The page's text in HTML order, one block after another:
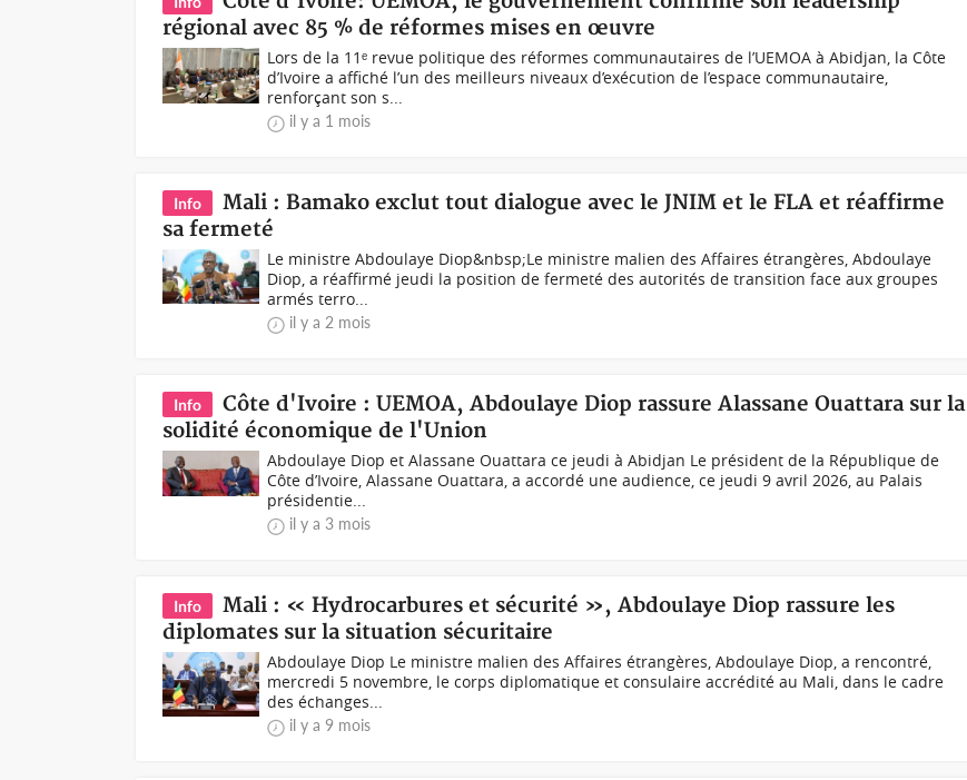
régional avec 85 % de réformes mises en œuvre
Lors de la 11ᵉ revue politique des réformes communautaires de l’UEMOA à Abidjan, la Côte
d’Ivoire a affiché l’un des meilleurs niveaux d’exécution de l’espace communautaire,
renforçant son s...
il y a 1 mois
Info
Mali : Bamako exclut tout dialogue avec le JNIM et le FLA et réaffirme
sa fermeté
Le ministre Abdoulaye Diop &nbsp;Le ministre malien des Affaires étrangères, Abdoulaye
Diop, a réaffirmé jeudi la position de fermeté des autorités de transition face aux groupes
armés terro...
il y a 2 mois
Info
Côte d'Ivoire : UEMOA, Abdoulaye Diop rassure Alassane Ouattara sur la
solidité économique de l'Union
Abdoulaye Diop et Alassane Ouattara ce jeudi à Abidjan Le président de la République de
Côte d’Ivoire, Alassane Ouattara, a accordé une audience, ce jeudi 9 avril 2026, au Palais
présidentie...
il y a 3 mois
Info
Mali : « Hydrocarbures et sécurité », Abdoulaye Diop rassure les
diplomates sur la situation sécuritaire
Abdoulaye Diop Le ministre malien des Affaires étrangères, Abdoulaye Diop, a rencontré,
mercredi 5 novembre, le corps diplomatique et consulaire accrédité au Mali, dans le cadre
des échanges...
il y a 9 mois